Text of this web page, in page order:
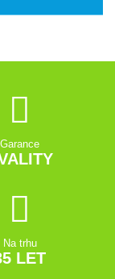
Garance
Na trhu
LET